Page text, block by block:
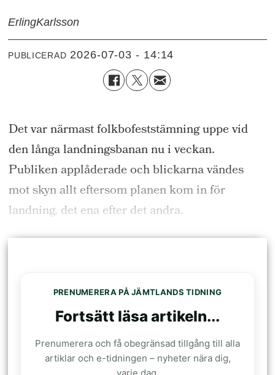
ErlingKarlsson
PUBLICERAD 2026-07-03 - 14:14
Det var närmast folkbofeststämning uppe vid
den långa landningsbanan nu i veckan.
Publiken applåderade och blickarna vändes
mot skyn allt eftersom planen kom in för
landning, det ena efter det andra.
PRENUMERERA PÅ JÄMTLANDS TIDNING
Fortsätt läsa artikeln...
Prenumerera och få obegränsad tillgång till alla
artiklar och e-tidningen – nyheter nära dig,